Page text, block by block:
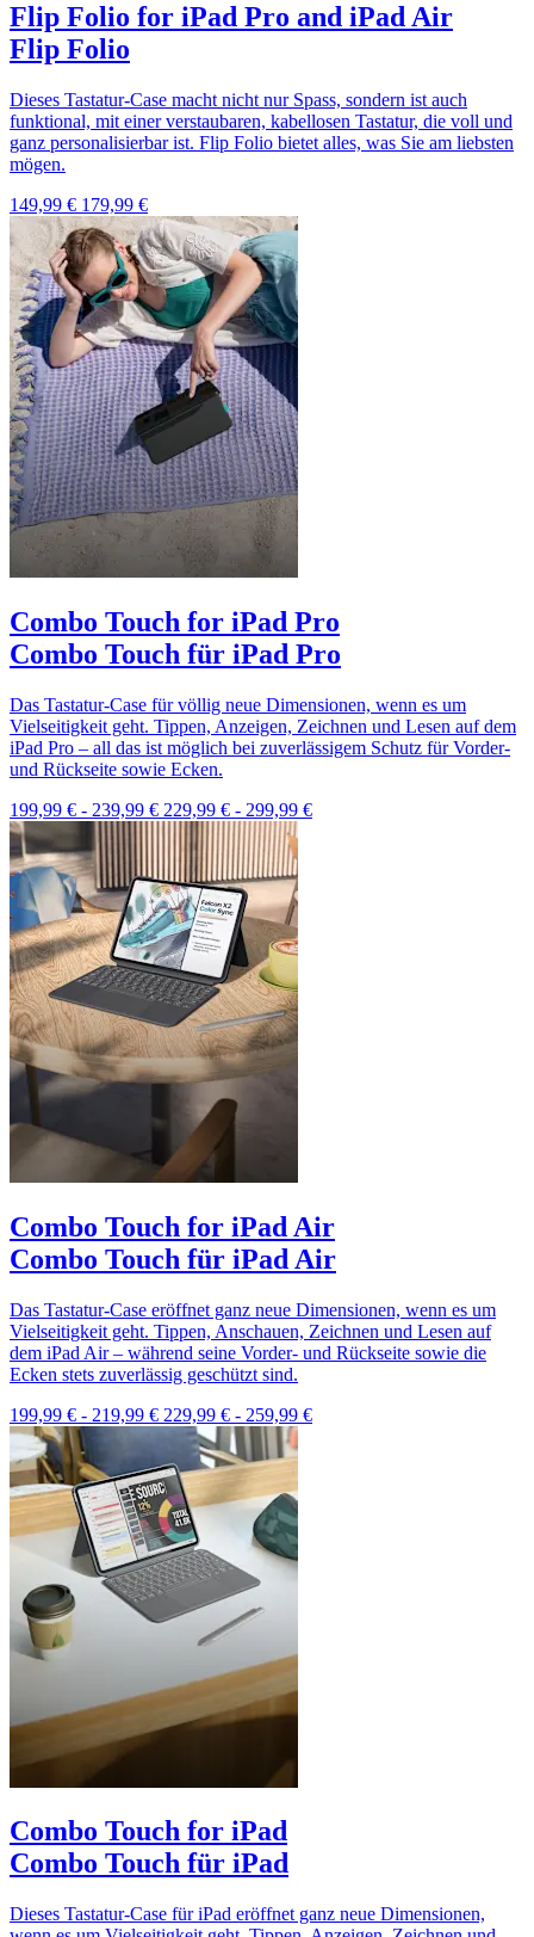
Flip Folio for iPad Pro and iPad Air
Flip Folio
Dieses Tastatur-Case macht nicht nur Spass, sondern ist auch
funktional, mit einer verstaubaren, kabellosen Tastatur, die voll und
ganz personalisierbar ist. Flip Folio bietet alles, was Sie am liebsten
mögen.
149,99 € 179,99 €
Combo Touch for iPad Pro
Combo Touch für iPad Pro
Das Tastatur-Case für völlig neue Dimensionen, wenn es um
Vielseitigkeit geht. Tippen, Anzeigen, Zeichnen und Lesen auf dem
iPad Pro – all das ist möglich bei zuverlässigem Schutz für Vorder-
und Rückseite sowie Ecken.
199,99 € - 239,99 € 229,99 € - 299,99 €
Combo Touch for iPad Air
Combo Touch für iPad Air
Das Tastatur-Case eröffnet ganz neue Dimensionen, wenn es um
Vielseitigkeit geht. Tippen, Anschauen, Zeichnen und Lesen auf
dem iPad Air – während seine Vorder- und Rückseite sowie die
Ecken stets zuverlässig geschützt sind.
199,99 € - 219,99 € 229,99 € - 259,99 €
Combo Touch for iPad
Combo Touch für iPad
Dieses Tastatur-Case für iPad eröffnet ganz neue Dimensionen,